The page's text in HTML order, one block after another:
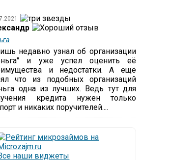
недавно узнал об организации
и уже успел оценить её
и недостатки. А ещё
что из подобных организаций
одна из лучших. Ведь тут для
кредита нужен только
и никаких поручителей....
наши виджеты